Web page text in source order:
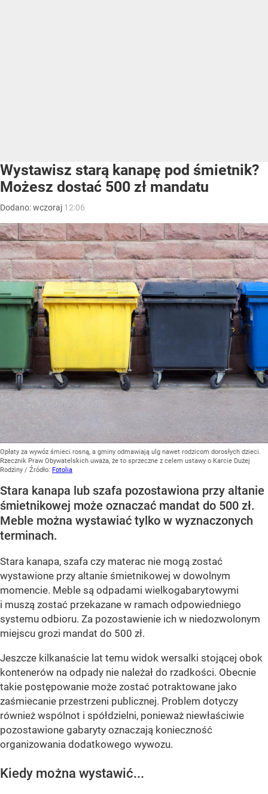
Wystawisz starą kanapę pod śmietnik?
Możesz dostać 500 zł mandatu
Dodano:wczoraj 12:06
Opłaty za wywóz śmieci rosną, a gminy odmawiają ulg nawet rodzicom dorosłych dzieci.
Rzecznik Praw Obywatelskich uważa, że to sprzeczne z celem ustawy o Karcie Dużej
Rodziny / Źródło: Fotolia
Stara kanapa lub szafa pozostawiona przy altanie
śmietnikowej może oznaczać mandat do 500 zł.
Meble można wystawiać tylko w wyznaczonych
terminach.
Stara kanapa, szafa czy materac nie mogą zostać
wystawione przy altanie śmietnikowej w dowolnym
momencie. Meble są odpadami wielkogabarytowymi
i muszą zostać przekazane w ramach odpowiedniego
systemu odbioru. Za pozostawienie ich w niedozwolonym
miejscu grozi mandat do 500 zł.
Jeszcze kilkanaście lat temu widok wersalki stojącej obok
kontenerów na odpady nie należał do rzadkości. Obecnie
takie postępowanie może zostać potraktowane jako
zaśmiecanie przestrzeni publicznej. Problem dotyczy
również wspólnot i spółdzielni, ponieważ niewłaściwie
pozostawione gabaryty oznaczają konieczność
organizowania dodatkowego wywozu.
Kiedy można wystawić...